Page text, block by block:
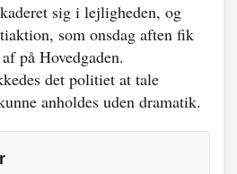
sig i lejligheden, og
som onsdag aften fik
på Hovedgaden.
det politiet at tale
anholdes uden dramatik.